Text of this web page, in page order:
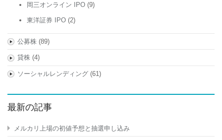
岡三オンライン IPO (9)
東洋証券 IPO (2)
公募株(89)
貸株(4)
ソーシャルレンディング(61)
最新の記事
メルカリ上場の初値予想と抽選申し込み